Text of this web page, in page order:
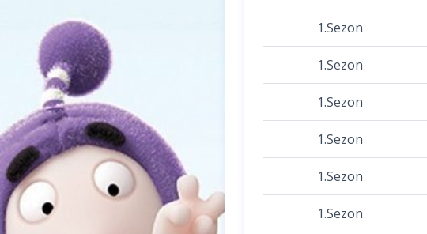
1.Sezon
1.Sezon
1.Sezon
1.Sezon
1.Sezon
1.Sezon